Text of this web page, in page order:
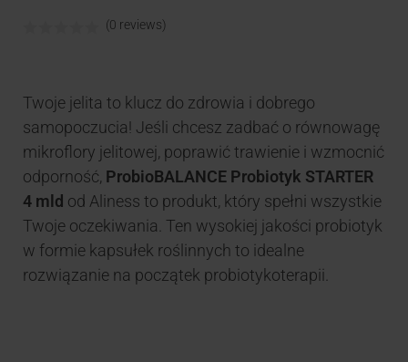
(0 reviews)
Twoje jelita to klucz do zdrowia i dobrego
samopoczucia! Jeśli chcesz zadbać o równowagę
mikroflory jelitowej, poprawić trawienie i wzmocnić
odporność, ProbioBALANCE Probiotyk STARTER
4 mld od Aliness to produkt, który spełni wszystkie
Twoje oczekiwania. Ten wysokiej jakości probiotyk
w formie kapsułek roślinnych to idealne
rozwiązanie na początek probiotykoterapii.